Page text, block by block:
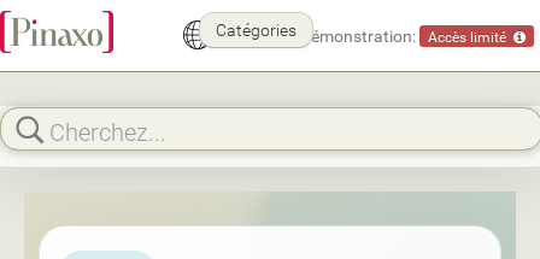
Mode démonstration: Accès limité
Catégories